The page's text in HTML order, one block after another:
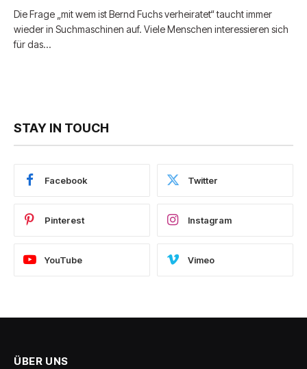
Die Frage „mit wem ist Bernd Fuchs verheiratet“ taucht immer
wieder in Suchmaschinen auf. Viele Menschen interessieren sich
für das…
STAY IN TOUCH
Facebook Twitter
Pinterest Instagram
YouTube Vimeo
ÜBER UNS